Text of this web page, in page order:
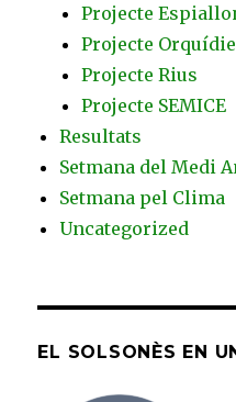
Projecte
Projecte
Projecte Rius
Projecte SEMICE
Resultats
Setmana del Medi
Setmana pel Clima
Uncategorized
EL SOLSONÈS EN